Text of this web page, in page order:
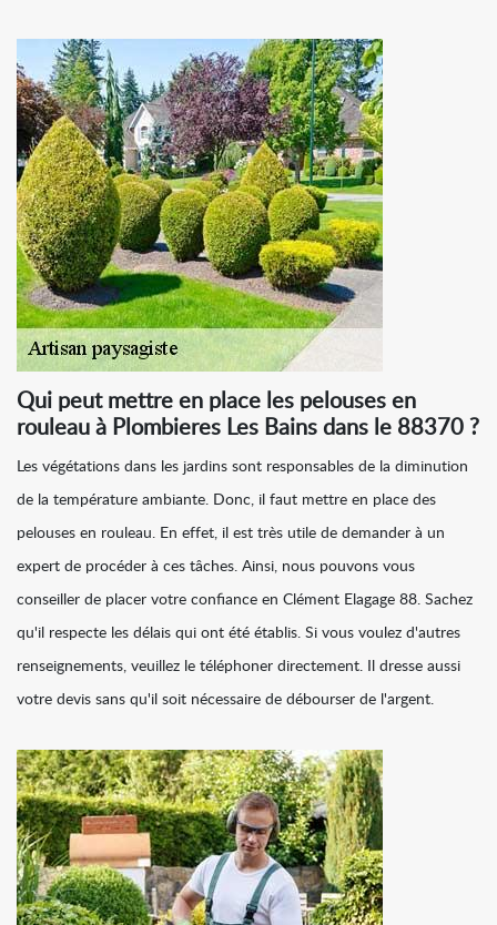
Qui peut mettre en place les pelouses en
rouleau à Plombieres Les Bains dans le 88370 ?
Les végétations dans les jardins sont responsables de la diminution
de la température ambiante. Donc, il faut mettre en place des
pelouses en rouleau. En effet, il est très utile de demander à un
expert de procéder à ces tâches. Ainsi, nous pouvons vous
conseiller de placer votre confiance en Clément Elagage 88. Sachez
qu'il respecte les délais qui ont été établis. Si vous voulez d'autres
renseignements, veuillez le téléphoner directement. Il dresse aussi
votre devis sans qu'il soit nécessaire de débourser de l'argent.